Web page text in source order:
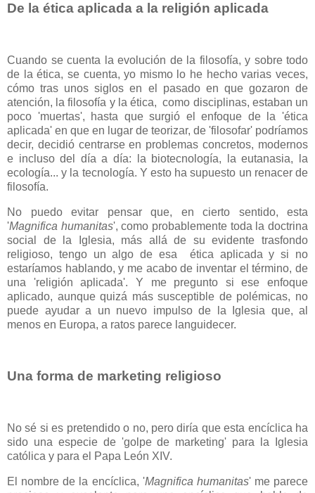
De la ética aplicada a la religión aplicada
Cuando se cuenta la evolución de la filosofía, y sobre todo
de la ética, se cuenta, yo mismo lo he hecho varias veces,
cómo tras unos siglos en el pasado en que gozaron de
atención, la filosofía y la ética, como disciplinas, estaban un
poco 'muertas', hasta que surgió el enfoque de la 'ética
aplicada' en que en lugar de teorizar, de 'filosofar' podríamos
decir, decidió centrarse en problemas concretos, modernos
e incluso del día a día: la biotecnología, la eutanasia, la
ecología... y la tecnología. Y esto ha supuesto un renacer de
filosofía.
No puedo evitar pensar que, en cierto sentido, esta
'Magnifica humanitas', como probablemente toda la doctrina
social de la Iglesia, más allá de su evidente trasfondo
religioso, tengo un algo de esa ética aplicada y si no
estaríamos hablando, y me acabo de inventar el término, de
una 'religión aplicada'. Y me pregunto si ese enfoque
aplicado, aunque quizá más susceptible de polémicas, no
puede ayudar a un nuevo impulso de la Iglesia que, al
menos en Europa, a ratos parece languidecer.
Una forma de marketing religioso
No sé si es pretendido o no, pero diría que esta encíclica ha
sido una especie de 'golpe de marketing' para la Iglesia
católica y para el Papa León XIV.
El nombre de la encíclica, 'Magnifica humanitas' me parece